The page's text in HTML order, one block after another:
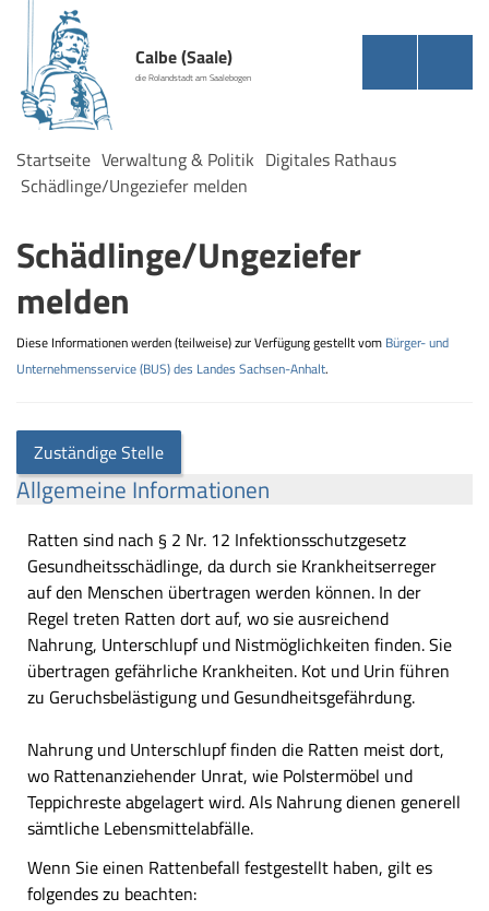
Calbe (Saale)
die Rolandstadt am Saalebogen
Startseite Verwaltung & Politik Digitales Rathaus
Schädlinge/Ungeziefer melden
Schädlinge/Ungeziefer
melden
Diese Informationen werden (teilweise) zur Verfügung gestellt vom Bürger- und
Unternehmensservice (BUS) des Landes Sachsen-Anhalt.
Zuständige Stelle
Allgemeine Informationen
Ratten sind nach § 2 Nr. 12 Infektionsschutzgesetz
Gesundheitsschädlinge, da durch sie Krankheitserreger
auf den Menschen übertragen werden können. In der
Regel treten Ratten dort auf, wo sie ausreichend
Nahrung, Unterschlupf und Nistmöglichkeiten finden. Sie
übertragen gefährliche Krankheiten. Kot und Urin führen
zu Geruchsbelästigung und Gesundheitsgefährdung.
Nahrung und Unterschlupf finden die Ratten meist dort,
wo Rattenanziehender Unrat, wie Polstermöbel und
Teppichreste abgelagert wird. Als Nahrung dienen generell
sämtliche Lebensmittelabfälle.
Wenn Sie einen Rattenbefall festgestellt haben, gilt es
folgendes zu beachten: